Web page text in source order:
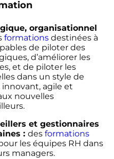
organisationnel
formations destinées à
de piloter des
d’améliorer les
et de piloter les
dans un style de
agile et
nouvelles
et gestionnaires
: des formations
les équipes RH dans
managers.